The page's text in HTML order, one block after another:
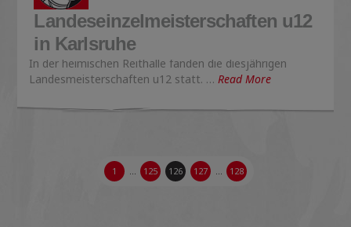
Landeseinzelmeisterschaften u12
in Karlsruhe
In der heimischen Reithalle fanden die diesjährigen
Landesmeisterschaften u12 statt. …Read More
1 ... 125 126 127 ... 128